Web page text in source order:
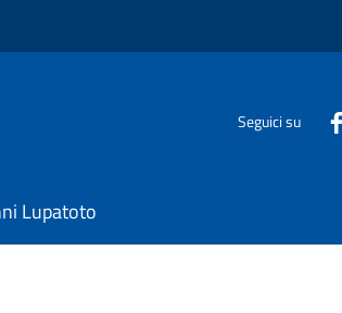
Seguici su
Lupatoto